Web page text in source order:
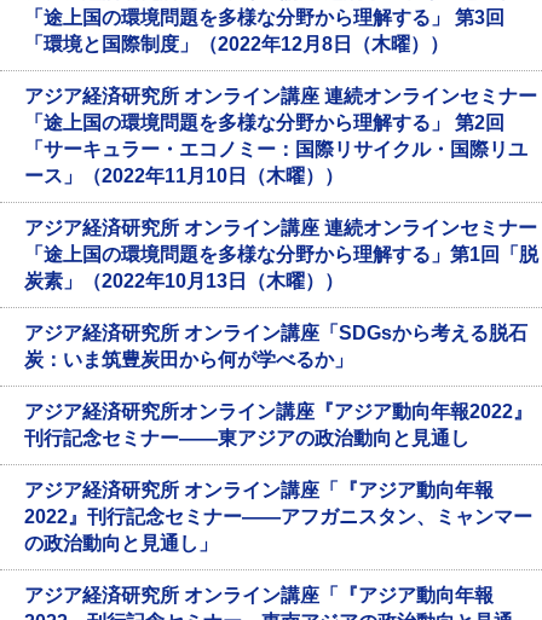
「途上国の環境問題を多様な分野から理解する」 第3回
「環境と国際制度」（2022年12月8日（木曜））
アジア経済研究所 オンライン講座 連続オンラインセミナー
「途上国の環境問題を多様な分野から理解する」 第2回
「サーキュラー・エコノミー：国際リサイクル・国際リユ
ース」（2022年11月10日（木曜））
アジア経済研究所 オンライン講座 連続オンラインセミナー
「途上国の環境問題を多様な分野から理解する」第1回「脱
炭素」（2022年10月13日（木曜））
アジア経済研究所 オンライン講座「SDGsから考える脱石
炭：いま筑豊炭田から何が学べるか」
アジア経済研究所オンライン講座『アジア動向年報2022』
刊行記念セミナー――東アジアの政治動向と見通し
アジア経済研究所 オンライン講座「『アジア動向年報
2022』刊行記念セミナー――アフガニスタン、ミャンマー
の政治動向と見通し」
アジア経済研究所 オンライン講座「『アジア動向年報